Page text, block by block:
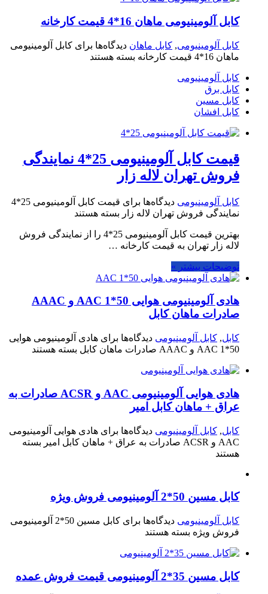
کابل آلومینیومی ماهان 16*4 قیمت کارخانه
کابل آلومینیومی, کابل ماهان دیدگاه‌ها برای کابل آلومینیومی
ماهان 16*4 قیمت کارخانه
بسته هستند
کابل آلومینیومی
کابل برق
کابل مسین
کابل افشان
قیمت کابل آلومینیومی 25*4 نمایندگی
فروش تهران لاله زار
کابل آلومینیومی دیدگاه‌ها
برای قیمت کابل آلومینیومی 25*4
نمایندگی فروش تهران لاله زار بسته هستند
بهترین قیمت کابل آلومینیومی 25*4 را از نمایندگی فروش
لاله زار تهران به قیمت کارخانه …
توضیحات بیشتر »
هادی آلومینیومی هوایی 50*1 AAC و AAAC
صادرات ماهان کابل
کابل, کابل آلومینیومی دیدگاه‌ها برای هادی آلومینیومی هوایی
50*1 AAC و AAAC صادرات ماهان کابل
بسته هستند
هادی هوایی آلومینیومی AAC و ACSR صادرات به
عراق + ماهان کابل امیر
کابل, کابل آلومینیومی دیدگاه‌ها برای هادی هوایی آلومینیومی
AAC و ACSR صادرات به عراق + ماهان کابل امیر
بسته
هستند
کابل مسین 50*2 آلومینیومی فروش ویژه
کابل آلومینیومی دیدگاه‌ها
برای کابل مسین 50*2 آلومینیومی
فروش ویژه بسته هستند
کابل مسین 35*2 آلومینیومی قیمت فروش عمده